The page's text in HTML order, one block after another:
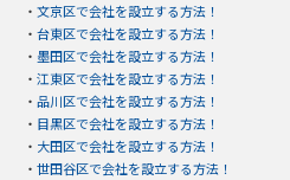
・ 文京区で会社を設立する方法！
・ 台東区で会社を設立する方法！
・ 墨田区で会社を設立する方法！
・ 江東区で会社を設立する方法！
・ 品川区で会社を設立する方法！
・ 目黒区で会社を設立する方法！
・ 大田区で会社を設立する方法！
・ 世田谷区で会社を設立する方法！